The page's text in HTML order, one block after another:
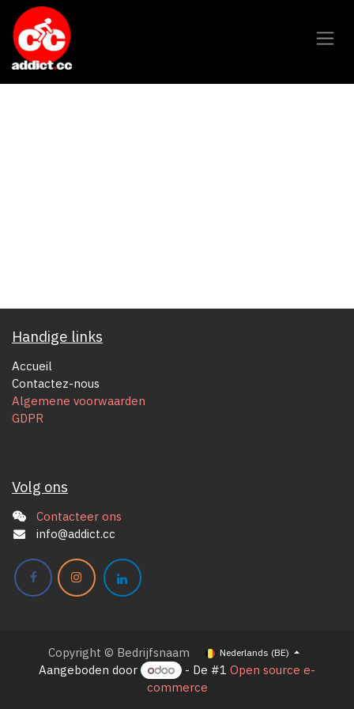
Overslaan naar inhoud
Handige links
Accueil
Contactez-nous
Algemene voorwaarden
GDPR
Volg ons
Contacteer ons
info@addict.cc
Copyright © Bedrijfsnaam Nederlands (BE)
Aangeboden door - De #1 Open source e-
commerce